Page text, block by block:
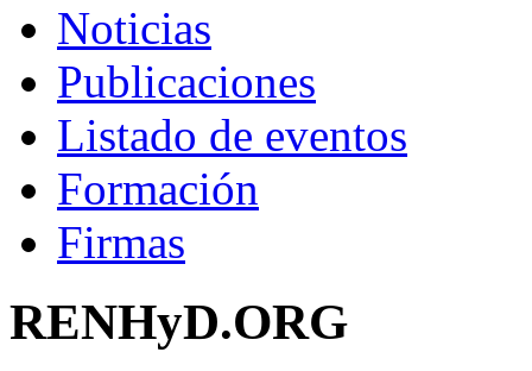
Noticias
Publicaciones
Listado de eventos
Formación
Firmas
RENHyD.ORG